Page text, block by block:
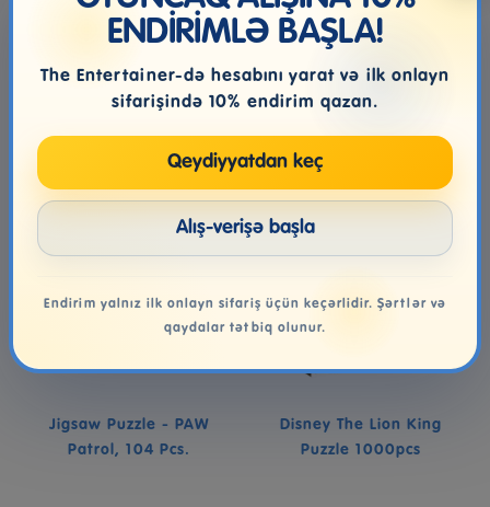
18.99₼
Səbətə at
11.99₼
Jigsaw Puzzle - PAW
Patrol, 104 Pcs.
Disney The Lion King
Puzzle 1000pcs
ENDİRİMLƏ BAŞLA!
The Entertainer-də hesabını yarat və ilk onlayn
sifarişində 10% endirim qazan.
Qeydiyyatdan keç
Alış-verişə başla
Endirim yalnız ilk onlayn sifariş üçün keçərlidir. Şərtlər və
qaydalar tətbiq olunur.